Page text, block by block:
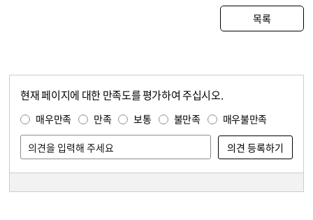
목록
현재 페이지에 대한 만족도를 평가하여 주십시오.
매우만족 만족 보통 불만족 매우불만족